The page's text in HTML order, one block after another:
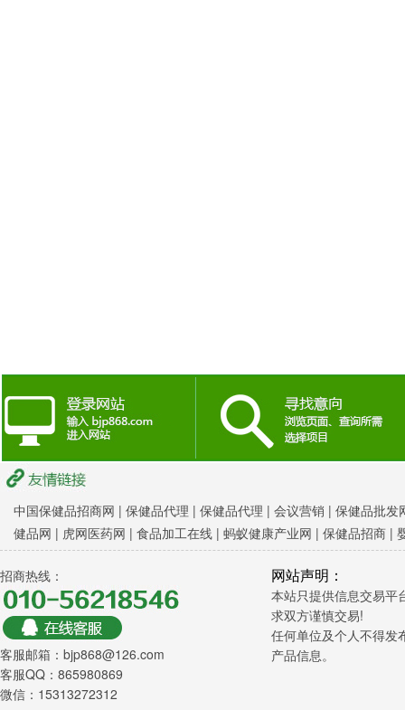
中国保健品招商网 | 保健品代理 | 保健品代理 | 会议营销 | 保健品批发
健品网 | 虎网医药网 | 食品加工在线 | 蚂蚁健康产业网 | 保健品招商 |
招商热线：
客服邮箱：bjp868@126.com
客服QQ：865980869
微信：15313272312
网站声明：
本站只提供信息交易平
求双方谨慎交易!
任何单位及个人不得发
产品信息。